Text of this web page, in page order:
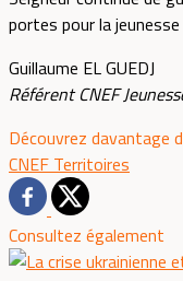
portes pour la
Guillaume EL GUEDJ
Référent CNEF
Découvrez davantage
CNEF Territoires
Consultez également